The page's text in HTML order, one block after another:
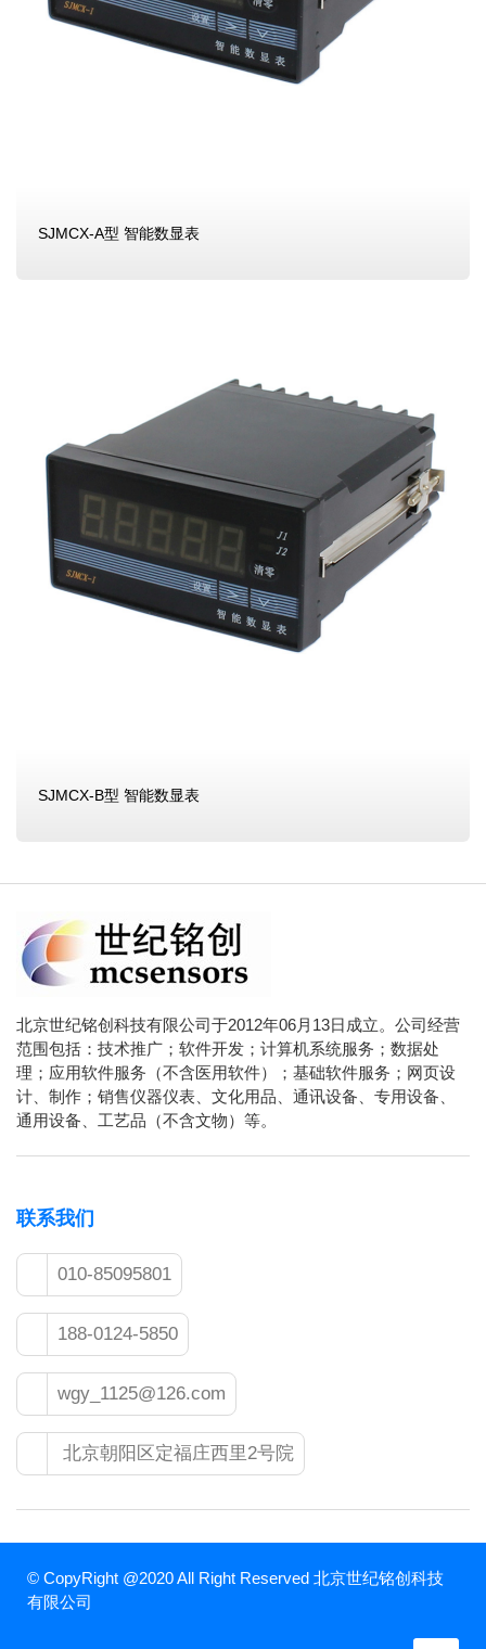
SJMCX-A型 智能数显表
SJMCX-B型 智能数显表
北京世纪铭创科技有限公司于2012年06月13日成立。公司经营
范围包括：技术推广；软件开发；计算机系统服务；数据处
理；应用软件服务（不含医用软件）；基础软件服务；网页设
计、制作；销售仪器仪表、文化用品、通讯设备、专用设备、
通用设备、工艺品（不含文物）等。
联系我们
010-85095801
188-0124-5850
wgy_1125@126.com
北京朝阳区定福庄西里2号院
© CopyRight @2020 All Right Reserved 北京世纪铭创科技
有限公司